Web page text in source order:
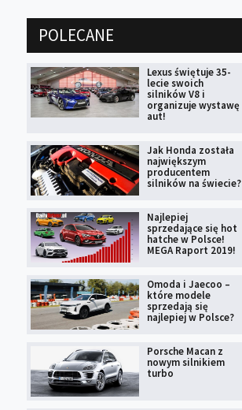
POLECANE
Lexus świętuje 35-
lecie swoich
silników V8 i
organizuje wystawę
aut!
Jak Honda została
największym
producentem
silników na świecie?
Najlepiej
sprzedające się hot
hatche w Polsce!
MEGA Raport 2019!
Omoda i Jaecoo –
które modele
sprzedają się
najlepiej w Polsce?
Porsche Macan z
nowym silnikiem
turbo